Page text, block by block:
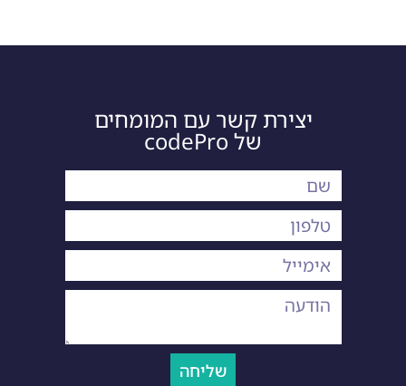
יצירת קשר עם המומחים
של codePro
שליחה